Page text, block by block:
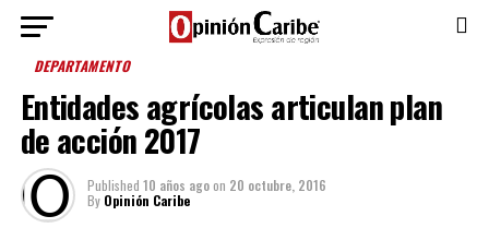
DEPARTAMENTO
Entidades agrícolas articulan plan
de acción 2017
Published 10 años agoon 20 octubre, 2016
By Opinión Caribe